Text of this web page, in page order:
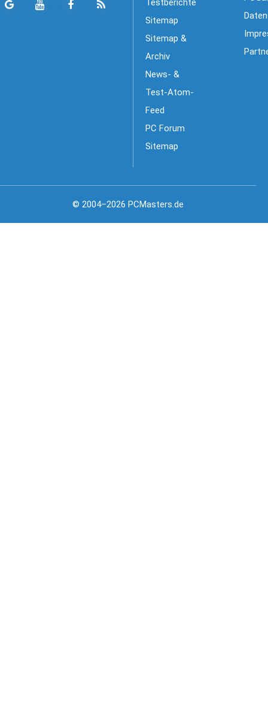
Testberichte
Sitemap
Sitemap &
Archiv
News- &
Test-Atom-
Feed
PC Forum
Sitemap
© 2004–2026 PCMasters.de